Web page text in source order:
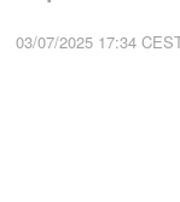
03/07/2025 17:34